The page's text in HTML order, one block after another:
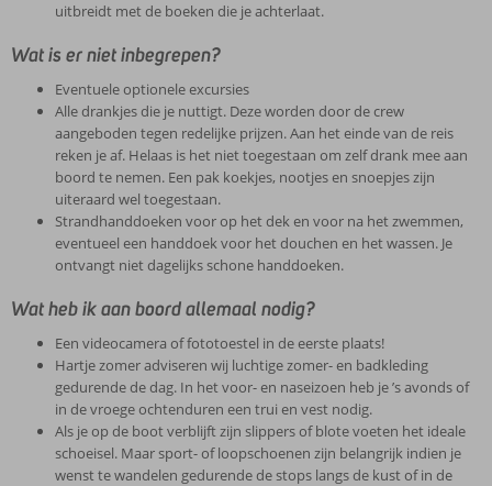
uitbreidt met de boeken die je achterlaat.
Wat is er niet inbegrepen?
Eventuele optionele excursies
Alle drankjes die je nuttigt. Deze worden door de crew
aangeboden tegen redelijke prijzen. Aan het einde van de reis
reken je af. Helaas is het niet toegestaan om zelf drank mee aan
boord te nemen. Een pak koekjes, nootjes en snoepjes zijn
uiteraard wel toegestaan.
Strandhanddoeken voor op het dek en voor na het zwemmen,
eventueel een handdoek voor het douchen en het wassen. Je
ontvangt niet dagelijks schone handdoeken.
Wat heb ik aan boord allemaal nodig?
Een videocamera of fototoestel in de eerste plaats!
Hartje zomer adviseren wij luchtige zomer- en badkleding
gedurende de dag. In het voor- en naseizoen heb je ’s avonds of
in de vroege ochtenduren een trui en vest nodig.
Als je op de boot verblijft zijn slippers of blote voeten het ideale
schoeisel. Maar sport- of loopschoenen zijn belangrijk indien je
wenst te wandelen gedurende de stops langs de kust of in de